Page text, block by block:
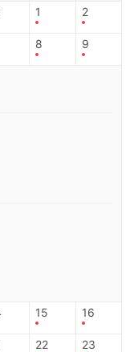
1 2
8 9
15 16
22 23